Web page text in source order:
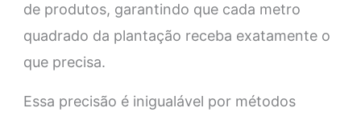
de produtos, garantindo que cada metro
quadrado da plantação receba exatamente o
que precisa.
Essa precisão é inigualável por métodos